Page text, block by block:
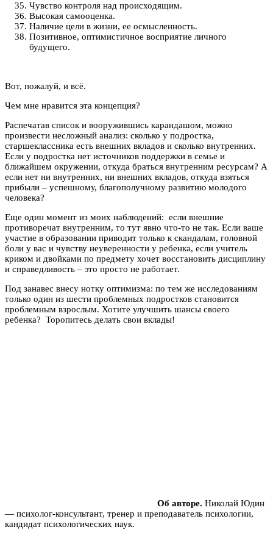
Чувство контроля над происходящим.
Высокая самооценка.
Наличие цели в жизни, ее осмысленность.
Позитивное, оптимистичное восприятие личного
будущего.
Вот, пожалуй, и всё.
Чем мне нравится эта концепция?
Распечатав список и вооружившись карандашом, можно
произвести несложный анализ: сколько у подростка,
старшеклассника есть внешних вкладов и сколько внутренних.
Если у подростка нет источников поддержки в семье и
ближайшем окружении, откуда браться внутренним ресурсам? А
если нет ни внутренних, ни внешних вкладов, откуда взяться
прибыли – успешному, благополучному развитию молодого
человека?
Еще один момент из моих наблюдений: если внешние
противоречат внутренним, то тут явно что-то не так. Если ваше
участие в образовании приводит только к скандалам, головной
боли у вас и чувству неуверенности у ребенка, если учитель
криком и двойками по предмету хочет восстановить дисциплину
и справедливость – это просто не работает.
Под занавес внесу нотку оптимизма: по тем же исследованиям
только один из шести проблемных подростков становится
проблемным взрослым. Хотите улучшить шансы своего
ребенка? Торопитесь делать свои вклады!
Об авторе. Николай Юдин
— психолог-консультант, тренер и преподаватель психологии,
кандидат психологических наук.